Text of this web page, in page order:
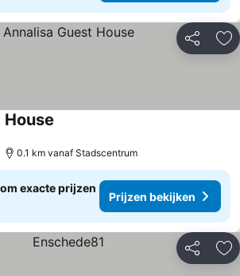
Delen
House
0.1 km vanaf Stadscentrum
exacte prijzen
Prijzen bekijken
Delen